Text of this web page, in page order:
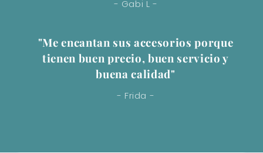
- Gabi L -
"Me encantan sus accesorios porque
tienen buen precio, buen servicio y
buena calidad"
- Frida -